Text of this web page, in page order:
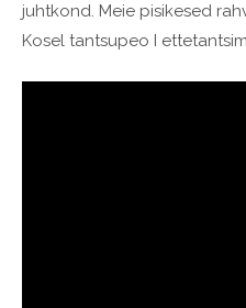
juhtkond. Meie pisikesed
Kosel tantsupeo I